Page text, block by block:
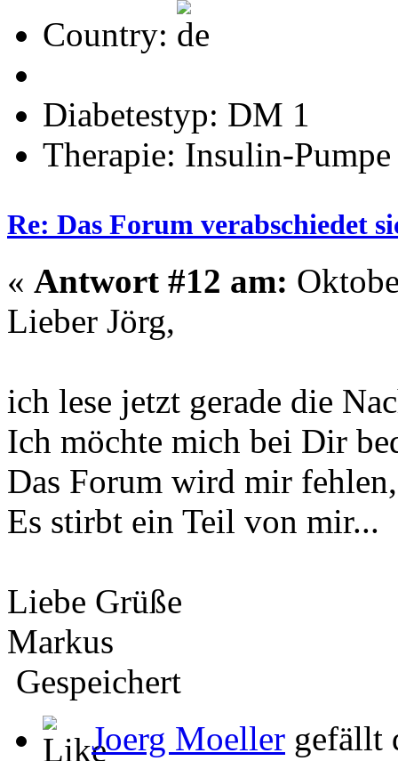
Country:
Diabetestyp: DM 1
Therapie: Insulin-Pumpe
Re: Das Forum verabschiedet
« Antwort #12 am:
Lieber Jörg,
ich lese jetzt gerade die
Ich möchte mich bei Dir
Das Forum wird mir fehlen,
Es stirbt ein Teil von mir...
Liebe Grüße
Markus
Gespeichert
Joerg Moeller gefällt